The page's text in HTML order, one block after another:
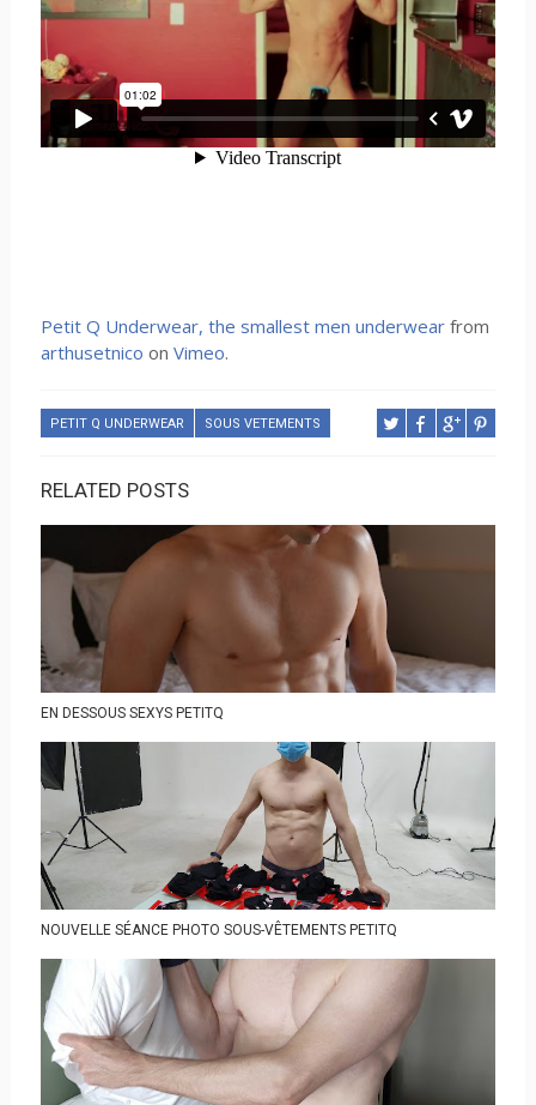
Petit Q Underwear, the smallest men underwearfrom
arthusetnico on Vimeo.
PETIT Q UNDERWEAR SOUS VETEMENTS
RELATED POSTS
EN DESSOUS SEXYS PETITQ
NOUVELLE SÉANCE PHOTO SOUS-VÊTEMENTS PETITQ